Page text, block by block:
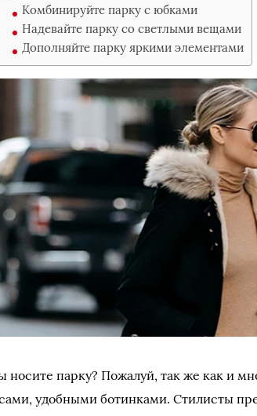
Комбинируйте парку с юбками
Надевайте парку со светлыми вещами
Дополняйте парку яркими элементами
носите парку? Пожалуй, так же как и
удобными ботинками. Стилисты